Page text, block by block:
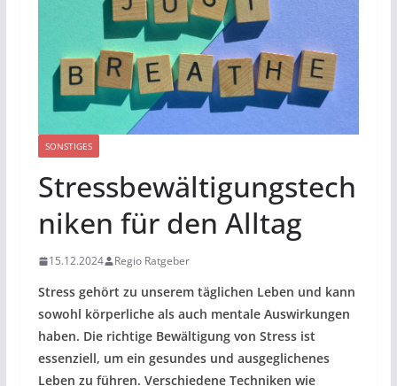
SONSTIGES
Stressbewältigungstech
niken für den Alltag
15.12.2024 Regio Ratgeber
Stress gehört zu unserem täglichen Leben und kann
sowohl körperliche als auch mentale Auswirkungen
haben. Die richtige Bewältigung von Stress ist
essenziell, um ein gesundes und ausgeglichenes
Leben zu führen. Verschiedene Techniken wie